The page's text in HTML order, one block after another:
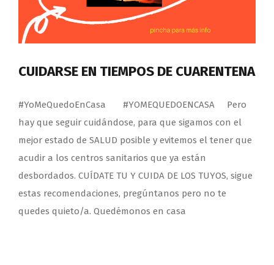
CUIDARSE EN TIEMPOS DE CUARENTENA
#YoMeQuedoEnCasa #YOMEQUEDOENCASA Pero
hay que seguir cuidándose, para que sigamos con el
mejor estado de SALUD posible y evitemos el tener que
acudir a los centros sanitarios que ya están
desbordados. CUÍDATE TU Y CUIDA DE LOS TUYOS, sigue
estas recomendaciones, pregúntanos pero no te
quedes quieto/a. Quedémonos en casa